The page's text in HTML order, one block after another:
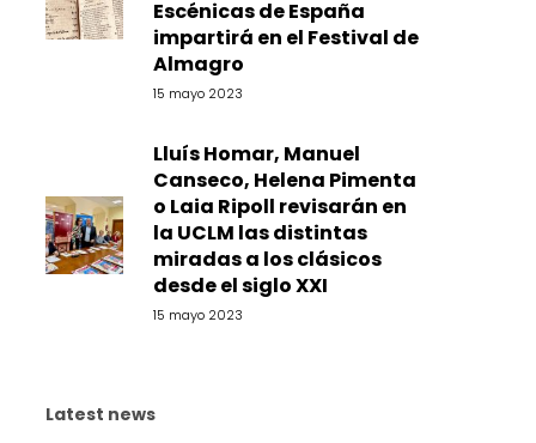
Escénicas de España
impartirá en el Festival de
Almagro
15 mayo 2023
Lluís Homar, Manuel
Canseco, Helena Pimenta
o Laia Ripoll revisarán en
la UCLM las distintas
miradas a los clásicos
desde el siglo XXI
15 mayo 2023
Latest news